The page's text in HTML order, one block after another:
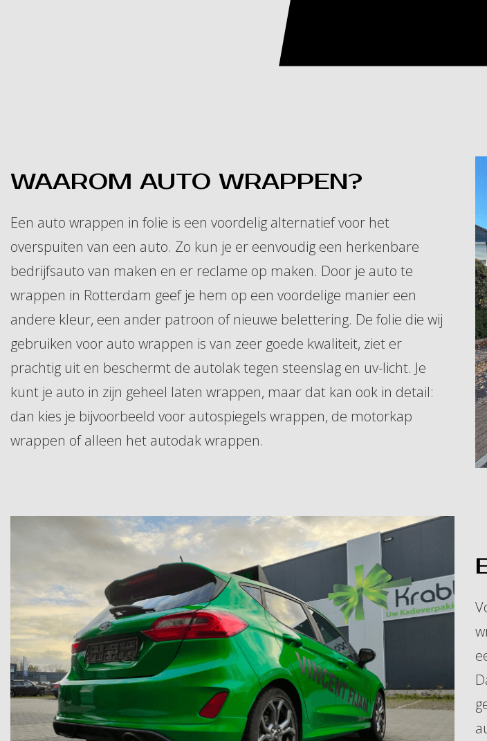
WAAROM AUTO WRAPPEN?
Een auto wrappen in folie is een voordelig alternatief voor het
overspuiten van een auto. Zo kun je er eenvoudig een herkenbare
bedrijfsauto van maken en er reclame op maken. Door je auto te
wrappen in Rotterdam geef je hem op een voordelige manier een
andere kleur, een ander patroon of nieuwe belettering. De folie die wij
gebruiken voor auto wrappen is van zeer goede kwaliteit, ziet er
prachtig uit en beschermt de autolak tegen steenslag en uv-licht. Je
kunt je auto in zijn geheel laten wrappen, maar dat kan ook in detail:
dan kies je bijvoorbeeld voor autospiegels wrappen, de motorkap
wrappen of alleen het autodak wrappen.